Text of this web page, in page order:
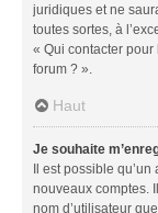
juridiques et ne
toutes sortes, à
« Qui contacter
forum ? ».
Haut
Je souhaite
Il est possible
nouveaux comptes.
nom d’utilisateur